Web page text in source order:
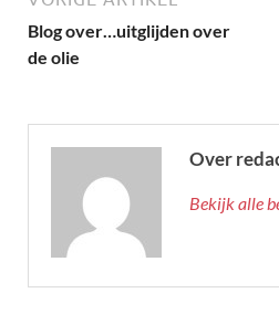
Blog over…uitglijden over
de olie
Over
Bekijk alle